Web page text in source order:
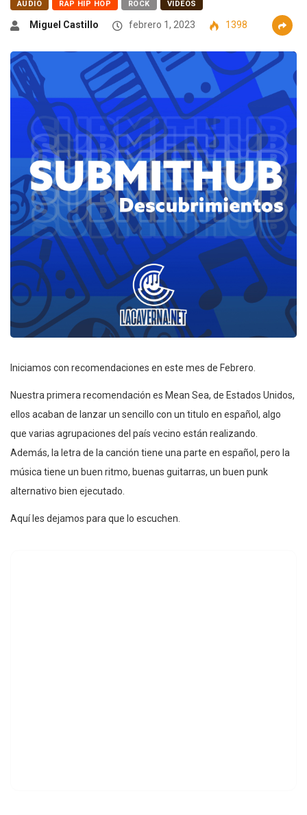
AUDIO RAP HIP HOP ROCK VIDEOS
Miguel Castillo febrero 1, 2023 1398
Iniciamos con recomendaciones en este mes de Febrero.
Nuestra primera recomendación es Mean Sea, de Estados Unidos,
ellos acaban de lanzar un sencillo con un titulo en español, algo
que varias agrupaciones del país vecino están realizando.
Además, la letra de la canción tiene una parte en español, pero la
música tiene un buen ritmo, buenas guitarras, un buen punk
alternativo bien ejecutado.
Aquí les dejamos para que lo escuchen.